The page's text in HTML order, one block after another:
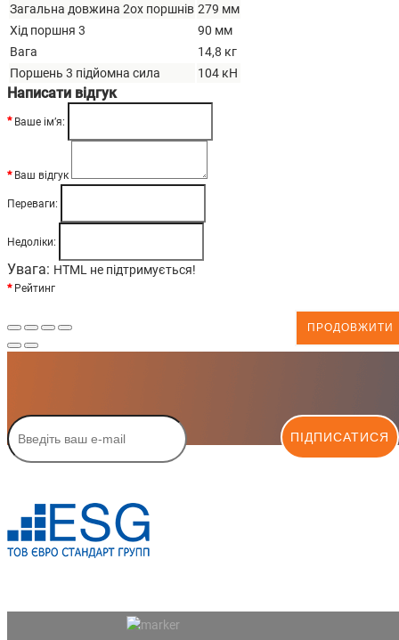
Загальна довжина 2ох поршнів 279 мм
Хід поршня 3
90 мм
Вага
14,8 кг
Поршень 3 підйомна сила
104 кН
Написати відгук
Ваше ім’я:
Ваш відгук
Переваги:
Недоліки:
Увага: HTML не підтримується!
Рейтинг
ПРОДОВЖИТИ
ПІДПИСАТИСЯ